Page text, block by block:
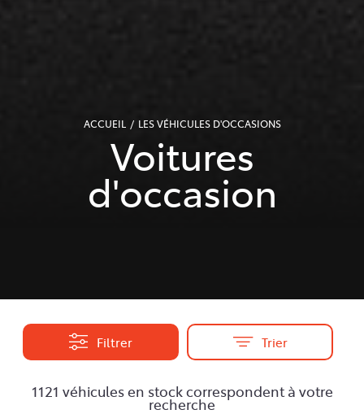
ACCUEIL LES VÉHICULES D'OCCASIONS
Voitures
d'occasion
Filtrer Trier
1121 véhicules en stock correspondent à votre
recherche